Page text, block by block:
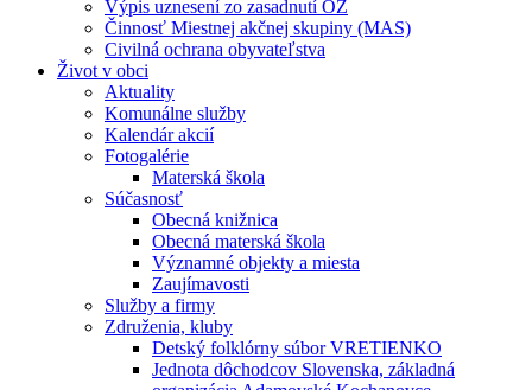
Výpis uznesení zo zasadnutí OZ
Činnosť Miestnej akčnej skupiny (MAS)
Civilná ochrana obyvateľstva
Život v obci
Aktuality
Komunálne služby
Kalendár akcií
Fotogalérie
Materská škola
Súčasnosť
Obecná knižnica
Obecná materská škola
Významné objekty a miesta
Zaujímavosti
Služby a firmy
Združenia, kluby
Detský folklórny súbor VRETIENKO
Jednota dôchodcov Slovenska, základná